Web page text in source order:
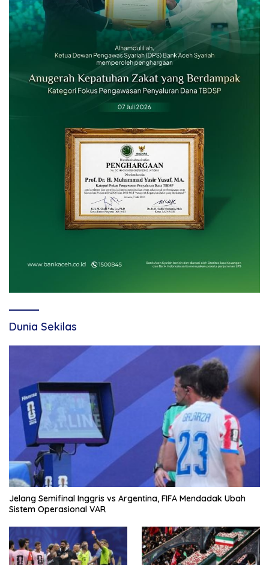
Dunia Sekilas
Jelang Semifinal Inggris vs Argentina, FIFA Mendadak Ubah
Sistem Operasional VAR